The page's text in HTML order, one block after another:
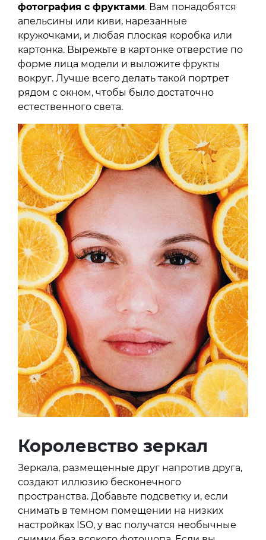
фотография с фруктами. Вам понадобятся
апельсины или киви, нарезанные
кружочками, и любая плоская коробка или
картонка. Вырежьте в картонке отверстие по
форме лица модели и выложите фрукты
вокруг. Лучше всего делать такой портрет
рядом с окном, чтобы было достаточно
естественного света.
Королевство зеркал
Зеркала, размещенные друг напротив друга,
создают иллюзию бесконечного
пространства. Добавьте подсветку и, если
снимать в темном помещении на низких
настройках ISO, у вас получатся необычные